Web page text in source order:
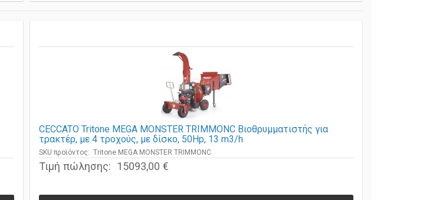
CECCATO Tritone MEGA MONSTER TRIMMONC Βιοθρυμματιστής για
τρακτέρ, με 4 τροχούς, με δίσκο, 50Hp, 13 m3/h
SKU προϊόντος: Tritone MEGA MONSTER TRIMMONC
Τιμή πώλησης: 15093,00 €